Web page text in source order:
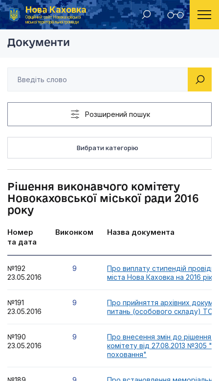
Нова Каховка
Офіційний сайт Новокаховської
міської територіальної громади
Головна Рішення виконавчого комітету Новокаховської
Документи
Розширений пошук
Вибрати категорію
Рішення виконавчого комітету
Новокаховської міської ради 2016
року
Номер
та дата
Виконком Назва документа
№192
23.05.2016
9
Про виплату стипендій
міста Нова Каховка на 2016 рік
№191
23.05.2016
9
Про прийняття архівних
питань (особового складу)
№190
23.05.2016
9
Про внесення змін до рішення
комітету від 27.08.2013 №305
поховання"